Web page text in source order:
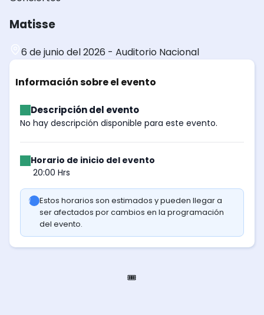
Matisse
6 de junio del 2026 - Auditorio Nacional
Información sobre el evento
Descripción del evento
No hay descripción disponible para este evento.
Horario de inicio del evento
20:00 Hrs
Estos horarios son estimados y pueden llegar a
ser afectados por cambios en la programación
del evento.
🎟️